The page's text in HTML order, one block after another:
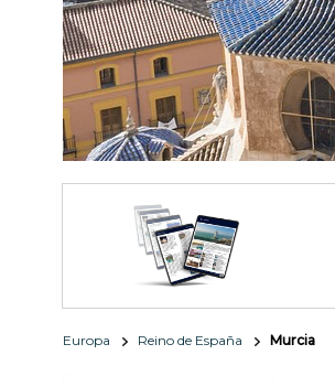
Europa Reino de España Murcia